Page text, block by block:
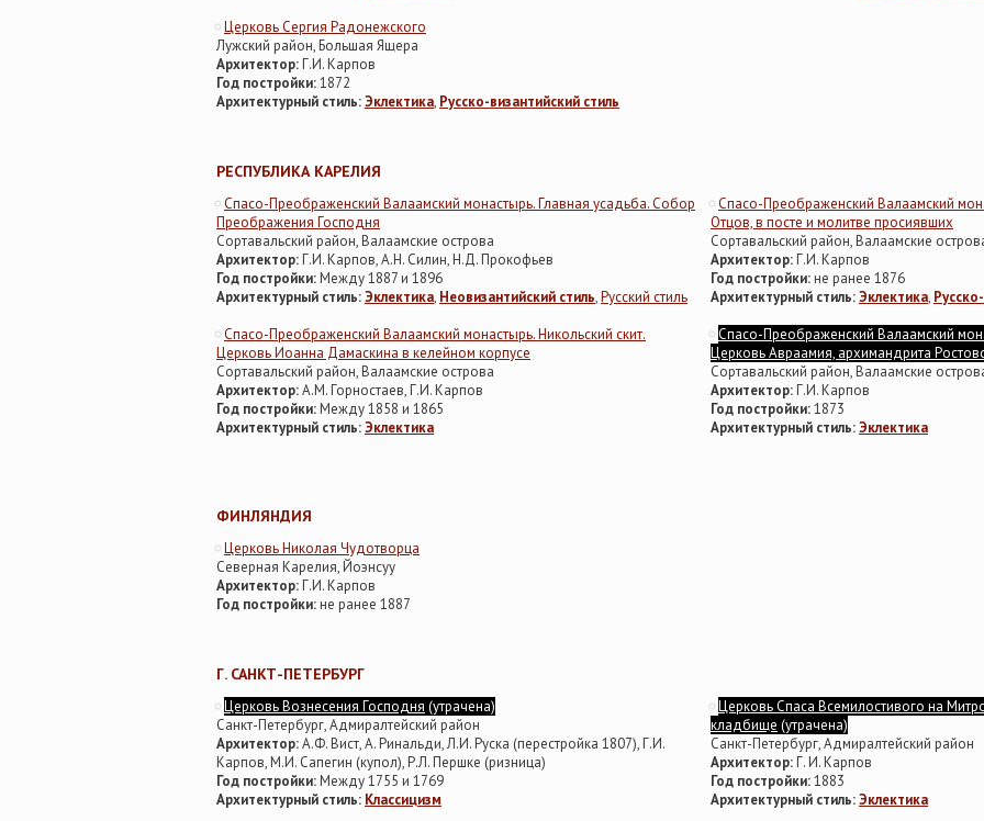
Церковь Сергия Радонежского
Лужский район, Большая Ящера
Архитектор:Г.И. Карпов
Год постройки:1872
Архитектурный стиль:Эклектика, Русско-византийский стиль
РЕСПУБЛИКА КАРЕЛИЯ
Спасо-Преображенский Валаамский монастырь. Главная усадьба. Собор
Преображения Господня
Сортавальский район, Валаамские острова
Архитектор:Г.И. Карпов, А.Н. Силин, Н.Д. Прокофьев
Год постройки:Между 1887 и 1896
Архитектурный стиль:Эклектика, Неовизантийский стиль,Русский стиль
Спасо-Преображенский Валаамский
Отцов, в посте и молитве просиявших
Сортавальский район, Валаамские
Архитектор:Г.И. Карпов
Год постройки:не ранее 1876
Архитектурный стиль:Эклектика,
Спасо-Преображенский Валаамский монастырь. Никольский скит.
Церковь Иоанна Дамаскина в келейном корпусе
Сортавальский район, Валаамские острова
Архитектор:А.М. Горностаев, Г.И. Карпов
Год постройки:Между 1858 и 1865
Архитектурный стиль:Эклектика
Спасо-Преображенский Валаамский
Церковь Авраамия, архимандрита
Сортавальский район, Валаамские
Архитектор:Г.И. Карпов
Год постройки:1873
Архитектурный стиль:Эклектика
ФИНЛЯНДИЯ
Церковь Николая Чудотворца
Северная Карелия, Йоэнсуу
Архитектор:Г.И. Карпов
Год постройки:не ранее 1887
Г. САНКТ-ПЕТЕРБУРГ
Церковь Вознесения Господня (утрачена)
Санкт-Петербург, Адмиралтейский район
Архитектор:А.Ф. Вист, А. Ринальди, Л.И. Руска (перестройка 1807), Г.И.
Карпов, М.И. Сапегин (купол), Р.Л. Першке (ризница)
Год постройки:Между 1755 и 1769
Архитектурный стиль: Классицизм
Церковь Спаса Всемилостивого на
кладбище (утрачена)
Санкт-Петербург, Адмиралтейский район
Архитектор:Г. И. Карпов
Год постройки:1883
Архитектурный стиль:Эклектика